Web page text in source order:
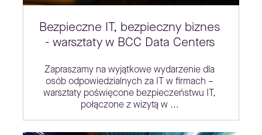
Bezpieczne IT, bezpieczny biznes
- warsztaty w BCC Data Centers
Zapraszamy na wyjątkowe wydarzenie dla
osób odpowiedzialnych za IT w firmach –
warsztaty poświęcone bezpieczeństwu IT,
połączone z wizytą w ...